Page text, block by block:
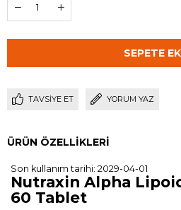
TAVSIYE ET YORUM YAZ
ÜRÜN ÖZELLIKLERI
Son kullanım tarihi: 2029-04-01
Nutraxin Alpha
60 Tablet